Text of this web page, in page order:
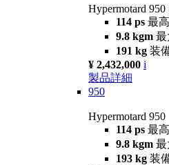
Hypermotard 950
114 ps 最
9.8 kgm 最
191 kg 装
¥ 2,432,000 i
製品詳細
950
Hypermotard 950
114 ps 最
9.8 kgm 最
193 kg 装